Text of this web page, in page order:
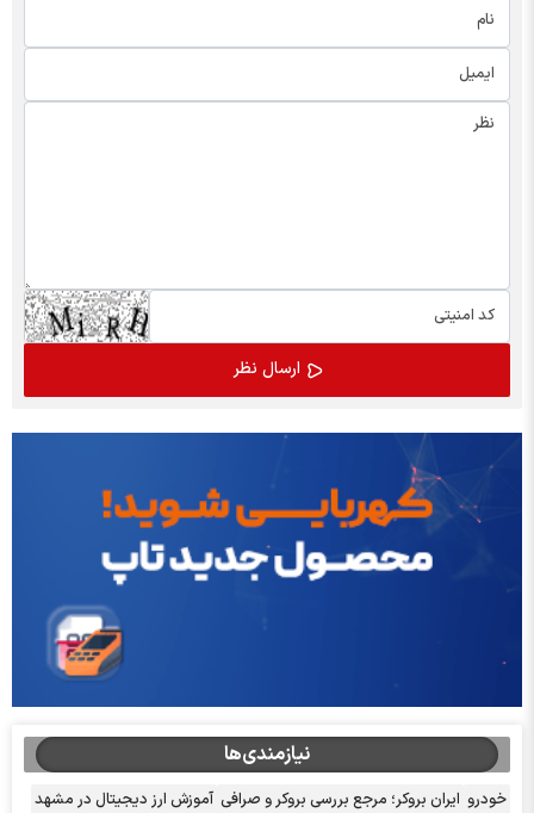
نیازمندی‌ها
خودرو ایران بروکر؛ مرجع بررسی بروکر و صرافی آموزش ارز دیجیتال در مشهد